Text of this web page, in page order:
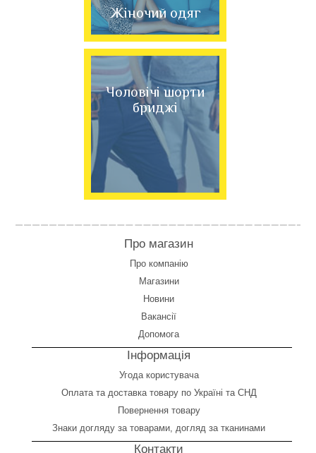
Жіночий одяг
Чоловічі шорти
бриджі
Про магазин
Про компанію
Магазини
Новини
Вакансії
Допомога
Інформація
Угода користувача
Оплата та доставка товару по Україні та СНД
Повернення товару
Знаки догляду за товарами, догляд за тканинами
Контакти